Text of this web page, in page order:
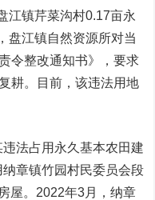
江镇芹菜沟村0.17亩永
盘江镇自然资源所对当
令整改通知书》，要求
耕。目前，该违法用地
法占用永久基本农田建
章镇竹园村民委员会段
屋。2022年3月，纳章